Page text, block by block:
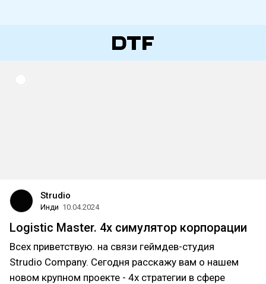
Strudio
Инди 10.04.2024
Logistic Master. 4x симулятор корпорации
Всех приветствую. на связи геймдев-студия
Strudio Company. Сегодня расскажу вам о нашем
новом крупном проекте - 4x стратегии в сфере